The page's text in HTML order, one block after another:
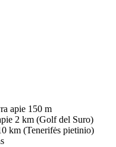
apie 150 m
2 km (Golf del Suro)
km (Tenerifės pietinio)